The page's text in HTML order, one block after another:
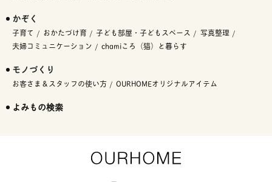
かぞく
子育て おかたづけ育 子ども部屋・子どもスペース
写真整理
夫婦コミュニケーション
chamiころ（猫）と暮らす
モノづくり
お客さま＆スタッフの使い方 OURHOMEオリジナルアイテム
よみもの検索